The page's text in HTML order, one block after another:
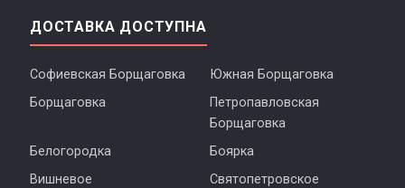
ДОСТАВКА ДОСТУПНА
Софиевская Борщаговка
Южная Борщаговка
Борщаговка
Петропавловская
Борщаговка
Белогородка
Боярка
Вишневое
Святопетровское